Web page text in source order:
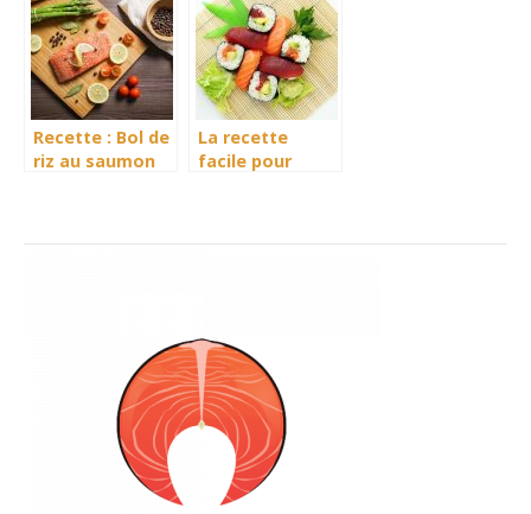
Recette : Bol de
riz au saumon
La recette
facile pour